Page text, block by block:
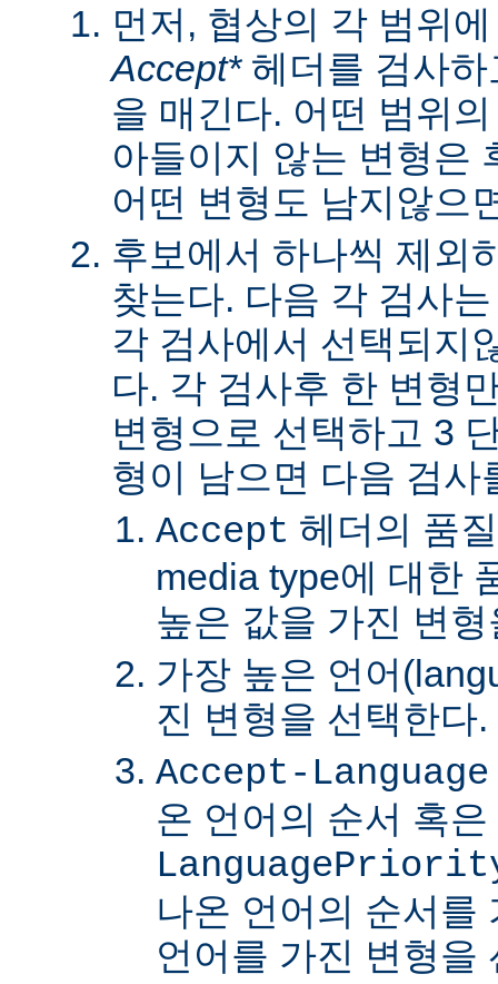
먼저, 협상의 각 범위
Accept*헤더를 검사하
을 매긴다. 어떤 범위
아들이지 않는 변형은
어떤 변형도 남지않으
후보에서 하나씩 제외
찾는다. 다음 각 검사
각 검사에서 선택되지
다. 각 검사후 한 변형
변형으로 선택하고 3
형이 남으면 다음 검사
Accept 헤더의 품
media type에 대한
높은 값을 가진 변
가장 높은 언어
진 변형을 선택한다.
Accept-Language
온 언어의 순서 혹은
나온 언어의 순서를
언어를 가진 변형을